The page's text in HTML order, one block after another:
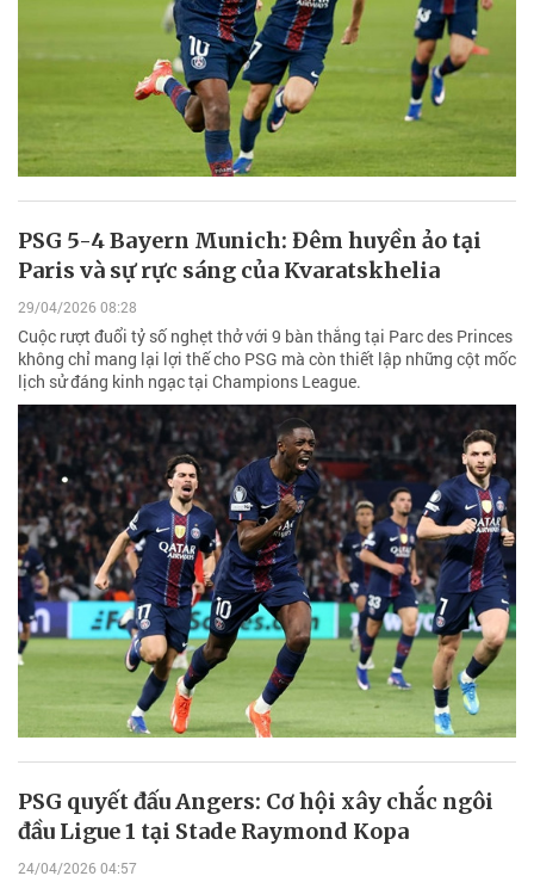
PSG 5-4 Bayern Munich: Đêm huyền ảo tại
Paris và sự rực sáng của Kvaratskhelia
29/04/2026 08:28
Cuộc rượt đuổi tỷ số nghẹt thở với 9 bàn thắng tại Parc des Princes
không chỉ mang lại lợi thế cho PSG mà còn thiết lập những cột mốc
lịch sử đáng kinh ngạc tại Champions League.
PSG quyết đấu Angers: Cơ hội xây chắc ngôi
đầu Ligue 1 tại Stade Raymond Kopa
24/04/2026 04:57